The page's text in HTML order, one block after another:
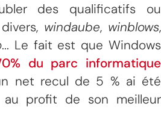
des qualificatifs ou
windaube, winblows,
... Le fait est que Windows
du parc informatique
net recul de 5 % ai été
profit de son meilleur